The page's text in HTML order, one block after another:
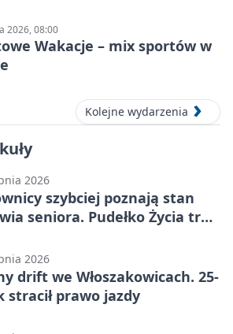
2026, 08:00
Wakacje – mix sportów w
Kolejne wydarzenia
2026
szybciej poznają stan
seniora. Pudełko Życia trafi
2026
drift we Włoszakowicach. 25-
stracił prawo jazdy